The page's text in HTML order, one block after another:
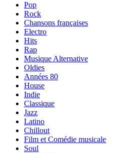
Pop
Rock
Chansons françaises
Electro
Hits
Rap
Musique Alternative
Oldies
Années 80
House
Indie
Classique
Jazz
Latino
Chillout
Film et Comédie musicale
Soul